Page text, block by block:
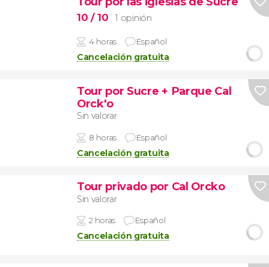
10 / 10 1 opinión
4 horas Español
Cancelación gratuita
Tour por Sucre + Parque Cal
Orck'o
Sin valorar
8 horas Español
Cancelación gratuita
Tour privado por Cal Orcko
Sin valorar
2 horas Español
Cancelación gratuita